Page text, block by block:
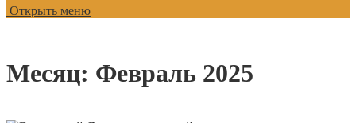
Открыть меню
Месяц: Февраль 2025